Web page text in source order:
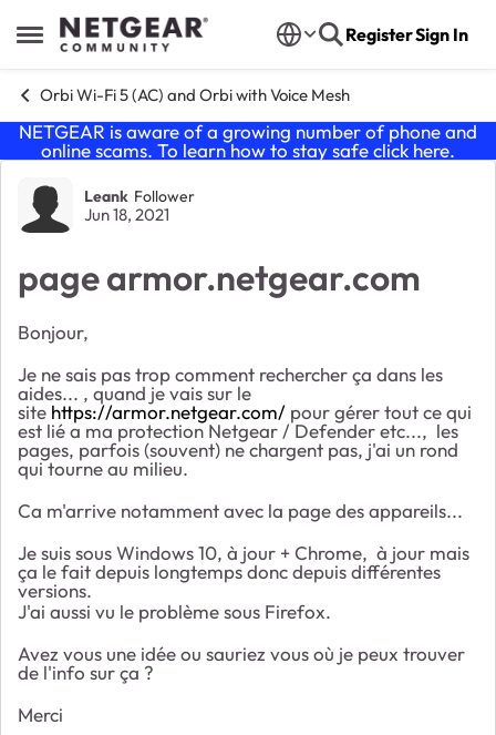
Open Side Menu
Skip to content RegisterSign In
Orbi Wi-Fi 5 (AC) and Orbi with Voice Mesh
NETGEAR is aware of a growing number of phone and
online scams. To learn how to stay safe click here.
Forum Discussion
Leank Follower
Jun 18, 2021
page armor.netgear.com
Bonjour,
Je ne sais pas trop comment rechercher ça dans les
aides... , quand je vais sur le
site https://armor.netgear.com/ pour gérer tout ce qui
est lié a ma protection Netgear / Defender etc..., les
pages, parfois (souvent) ne chargent pas, j'ai un rond
qui tourne au milieu.
Ca m'arrive notamment avec la page des appareils...
Je suis sous Windows 10, à jour + Chrome, à jour mais
ça le fait depuis longtemps donc depuis différentes
versions.
J'ai aussi vu le problème sous Firefox.
Avez vous une idée ou sauriez vous où je peux trouver
de l'info sur ça ?
Merci